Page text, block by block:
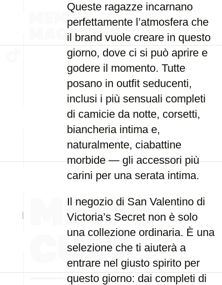
Queste ragazze incarnano
perfettamente l’atmosfera che
il brand vuole creare in questo
giorno, dove ci si può aprire e
godere il momento. Tutte
posano in outfit seducenti,
inclusi i più sensuali completi
di camicie da notte, corsetti,
biancheria intima e,
naturalmente, ciabattine
morbide — gli accessori più
carini per una serata intima.
Il negozio di San Valentino di
Victoria’s Secret non è solo
una collezione ordinaria. È una
selezione che ti aiuterà a
entrare nel giusto spirito per
questo giorno: dai completi di